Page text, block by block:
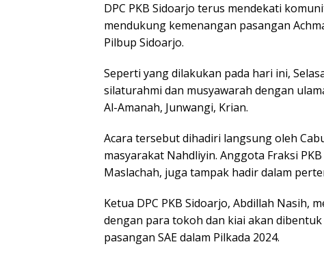
DPC PKB Sidoarjo terus mendekati
mendukung kemenangan pasangan
Pilbup Sidoarjo.
Seperti yang dilakukan pada hari ini,
silaturahmi dan musyawarah dengan
Al-Amanah, Junwangi, Krian.
Acara tersebut dihadiri langsung oleh
masyarakat Nahdliyin. Anggota Fraksi
Maslachah, juga tampak hadir dalam
Ketua DPC PKB Sidoarjo, Abdillah Nasih,
dengan para tokoh dan kiai akan
pasangan SAE dalam Pilkada 2024.